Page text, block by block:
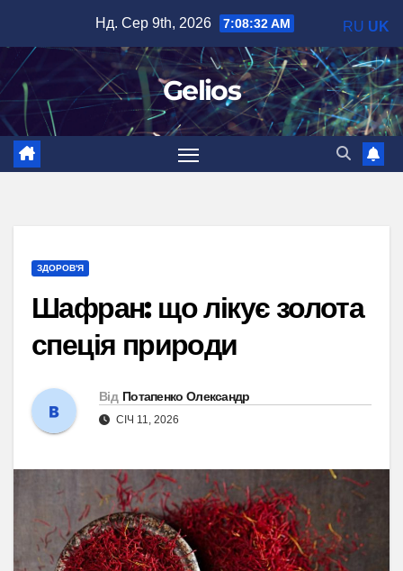
вмісту
Нд. Сер 9th, 2026 7:08:33 AM
Gelios
ЗДОРОВ'Я
Шафран: що лікує золота
спеція природи
Від Потапенко Олександр
СІЧ 11, 2026
RU UK